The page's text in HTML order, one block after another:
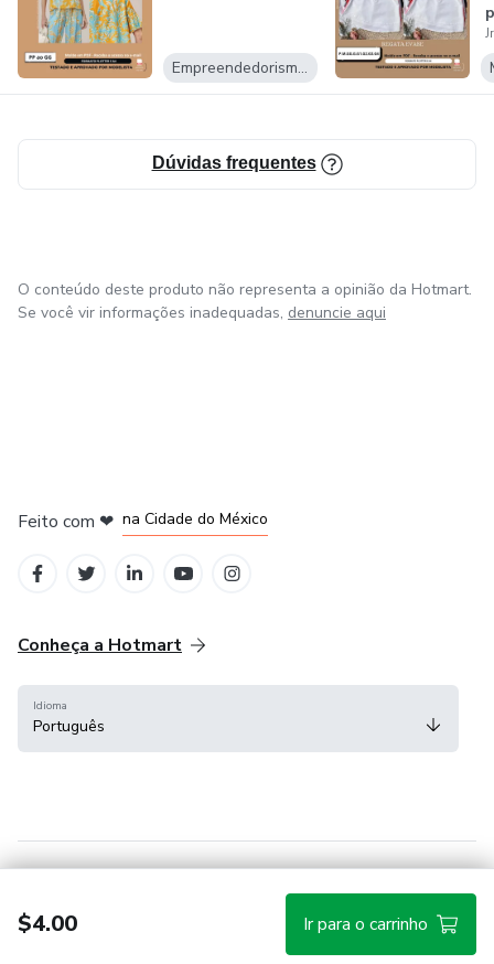
Empreendedorismo Digital
Dúvidas frequentes
$4.00 Ir para o carrinho
O conteúdo deste produto não representa a opinião da Hotmart.
Se você vir informações inadequadas, denuncie aqui
Feito com ❤ na Cidade do México
Conheça a Hotmart
Idioma
Português
Hotmart — 2011-2026 © Todos os direitos reservados.